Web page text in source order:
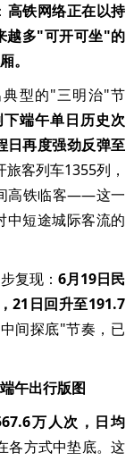
高铁网络正在以持
越多"可开可坐"的
。
型的"三明治"节
端午单日历史次
日再度强劲反弹至
客列车1355列，
高铁临客——这一
中短途城际客流的
复现： 6月19日民
21日回升至191.7
间探底"节奏，已
午出行版图
万人次，日均
各方式中垫底。这